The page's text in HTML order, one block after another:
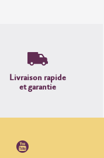
Livraison rapide
et garantie